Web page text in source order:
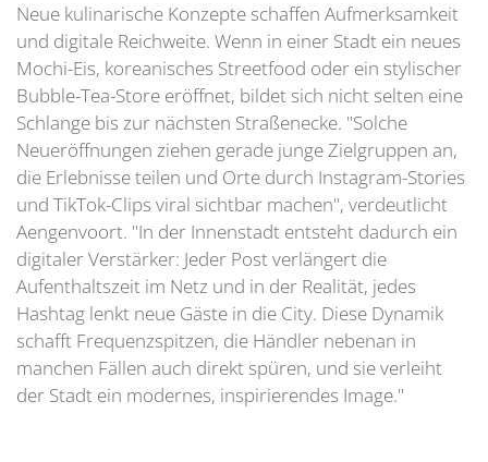
Neue kulinarische Konzepte schaffen Aufmerksamkeit
und digitale Reichweite. Wenn in einer Stadt ein neues
Mochi-Eis, koreanisches Streetfood oder ein stylischer
Bubble-Tea-Store eröffnet, bildet sich nicht selten eine
Schlange bis zur nächsten Straßenecke. "Solche
Neueröffnungen ziehen gerade junge Zielgruppen an,
die Erlebnisse teilen und Orte durch Instagram-Stories
und TikTok-Clips viral sichtbar machen", verdeutlicht
Aengenvoort. "In der Innenstadt entsteht dadurch ein
digitaler Verstärker: Jeder Post verlängert die
Aufenthaltszeit im Netz und in der Realität, jedes
Hashtag lenkt neue Gäste in die City. Diese Dynamik
schafft Frequenzspitzen, die Händler nebenan in
manchen Fällen auch direkt spüren, und sie verleiht
der Stadt ein modernes, inspirierendes Image."